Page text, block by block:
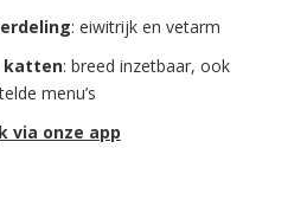
: eiwitrijk en vetarm
katten: breed inzetbaar, ook
menu’s
via onze app